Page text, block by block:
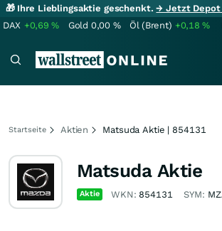
🎁 Ihre Lieblingsaktie geschenkt.→ Jetzt Depot
DAX +0,69% Gold 0,00 % Öl (Brent) +0,18%
Startseite Aktien Matsuda Aktie | 854131
Matsuda Aktie
Aktie WKN: 854131 SYM: